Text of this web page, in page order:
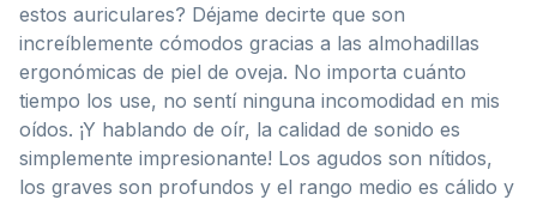
estos auriculares? Déjame decirte que son
increíblemente cómodos gracias a las almohadillas
ergonómicas de piel de oveja. No importa cuánto
tiempo los use, no sentí ninguna incomodidad en mis
oídos. ¡Y hablando de oír, la calidad de sonido es
simplemente impresionante! Los agudos son nítidos,
los graves son profundos y el rango medio es cálido y